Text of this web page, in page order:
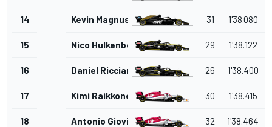
14 Kevin Magnussen 31 1'38.080
15 Nico Hulkenberg 29 1'38.122
16 Daniel Ricciardo 26 1'38.400
17 Kimi Raikkonen 30 1'38.415
18 Antonio Giovinazzi 32 1'38.464